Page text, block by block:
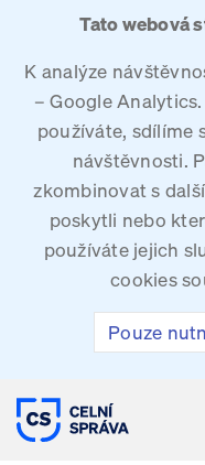
Tato webová
K analýze
– Google
používáte, sdílíme
návštěvnosti.
zkombinovat s
poskytli nebo
používáte jejich
cookies
Pouze
CELNÍ